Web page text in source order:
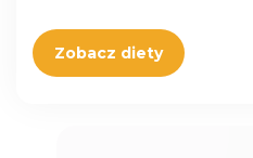
Zobacz diety